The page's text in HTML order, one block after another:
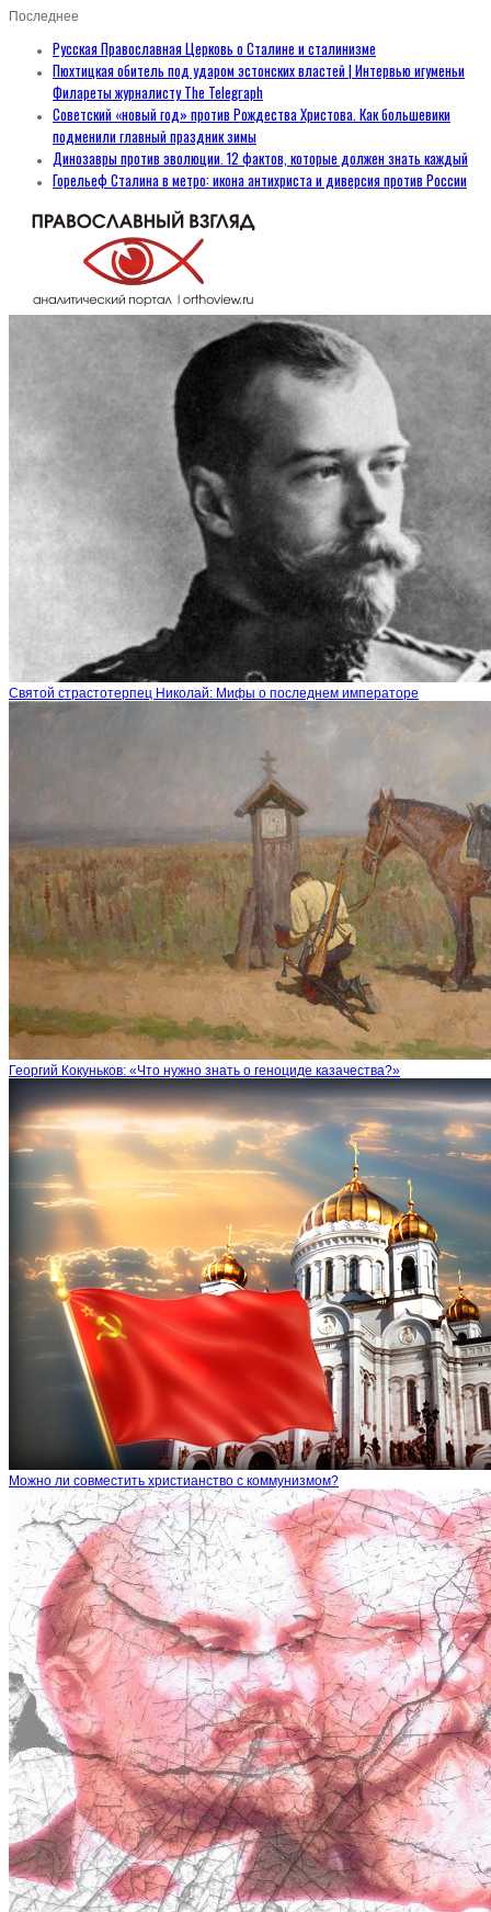
Последнее
Русская Православная Церковь о Сталине и сталинизме
Пюхтицкая обитель под ударом эстонских властей | Интервью игуменьи
Филареты журналисту The Telegraph
Советский «новый год» против Рождества Христова. Как большевики
подменили главный праздник зимы
Динозавры против эволюции. 12 фактов, которые должен знать каждый
Горельеф Сталина в метро: икона антихриста и диверсия против России
Святой страстотерпец Николай: Мифы о последнем императоре
Георгий Кокуньков: «Что нужно знать о геноциде казачества?»
Можно ли совместить христианство с коммунизмом?